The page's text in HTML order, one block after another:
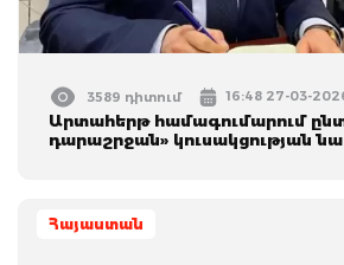
3589 դիտում 16:48 27-03-
Արտահերթ համագումարում
դարաշրջան» կուսակցության
Հայաստան